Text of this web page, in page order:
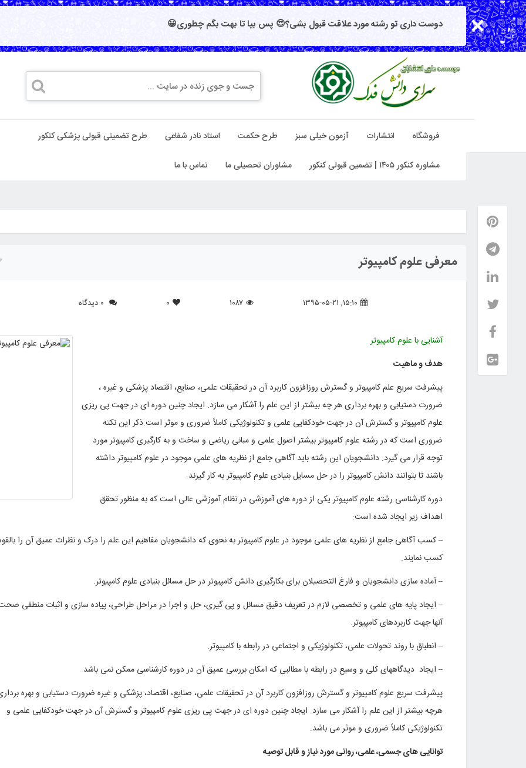
دوست داری تو رشته مورد علاقت قبول بشی؟😍 پس بیا تا بهت بگم چطوری😀
فروشگاه انتشارات آزمون خیلی سبز طرح حکمت استاد نادر شفاعی طرح تضمینی قبولی پزشکی کنکور
مشاوره کنکور ۱۴۰۵ | تضمین قبولی کنکور مشاوران تحصیلی ما تماس با ما
معرفی علوم کامپیوتر
۱۵:۱۰, ۱۳۹۵-۰۵-۲۱ ۱۰۸۷ ۰
آشنایی با علوم کامپیوتر
هدف و ماهیت
پیشرفت سریع علم کامپیوتر و گسترش روزافزون کاربرد آن در تحقیقات علمی، صنایع، اقتصاد پزشکی و غیره ،
ضرورت دستیابی و بهره برداری هر چه بیشتر از این علم را آشکار می سازد. ایجاد چنین دوره ای در جهت پی ریزی
علوم کامپیوتر و گسترش آن در جهت خودکفایی علمی و تکنولوژیکی کاملاً ضروری و موثر است.ذکر این نکته
ضروری است که در رشته علوم کامپیوتر بیشتر اصول علمی و مبانی ریاضی و ساخت و به کارگیری کامپیوتر مورد
توجه قرار می گیرد. دانشجویان این رشته باید آگاهی جامع از نظریه های علمی موجود در علوم کامپیوتر داشته
باشند تا بتوانند دانش کامپیوتر را در حل مسایل بنیادی علوم کامپیوتر به کار گیرند.
دوره کارشناسی رشته علوم کامپیوتر یکی از دوره های آموزشی در نظام آموزشی عالی است که به منظور تحقق
اهداف زیر ایجاد شده است:
– کسب آگاهی جامع از نظریه های علمی موجود در علوم کامپیوتر به نحوی که دانشجویان مفاهیم این علم را درک و نظرات عمیق آن را
کسب نمایند.
– آماده سازی دانشجویان و فارغ التحصیلان برای بکارگیری دانش کامپیوتر در حل مسائل بنیادی علوم کامپیوتر.
– ایجاد پایه های علمی و تخصصی لازم در تعریف دقیق مسائل و پی گیری، حل و اجرا در مراحل طراحی، پیاده سازی و اثبات منطقی
آنها جهت کاربردهای کامپیوتر.
– انطباق با روند تحولات علمی، تکنولوژیکی و اجتماعی در رابطه با کامپیوتر.
– ایجاد دیدگاههای کلی و وسیع در رابطه با مطالبی که امکان بررسی عمیق آن در دوره کارشناسی ممکن نمی باشد.
پیشرفت سریع علوم کامپیوتر و گسترش روزافزون کاربرد آن در تحقیقات علمی، صنایع، اقتصاد، پزشکی و غیره ضرورت دستیابی و بهره
هرچه بیشتر از این علم را آشکار می سازد. ایجاد چنین دوره ای در جهت پی ریزی علوم کامپیوتر و گسترش آن در جهت خودکفایی علمی و
تکنولوژیکی کاملاً ضروری و موثر می باشد.
توانایی های جسمی، علمی، روانی مورد نیاز و قابل توصیه